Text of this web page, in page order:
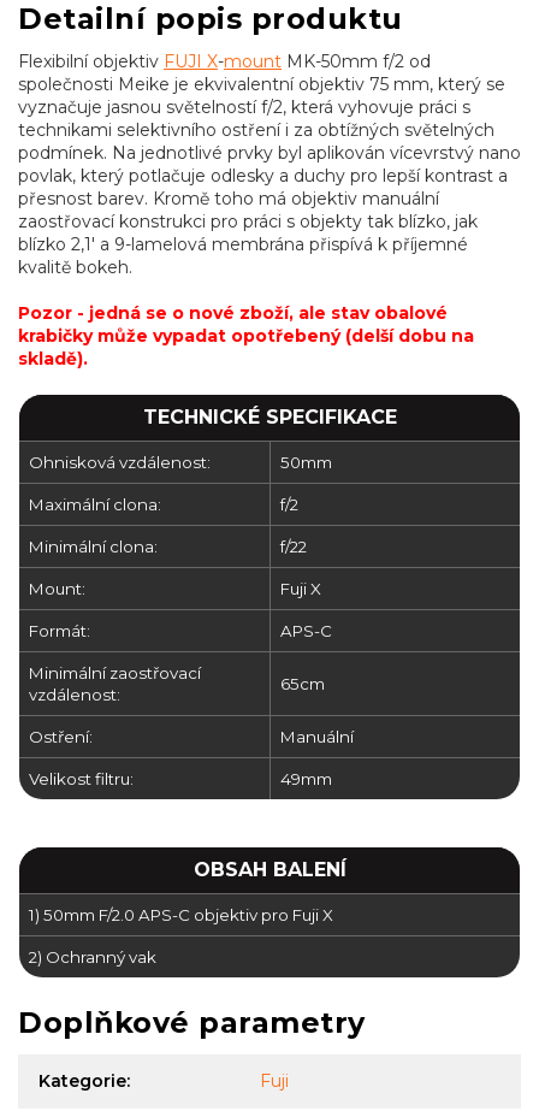
Detailní popis produktu
Flexibilní objektiv FUJI X-mount MK-50mm f/2 od
společnosti Meike je ekvivalentní objektiv 75 mm, který se
vyznačuje jasnou světelností f/2, která vyhovuje práci s
technikami selektivního ostření i za obtížných světelných
podmínek. Na jednotlivé prvky byl aplikován vícevrstvý nano
povlak, který potlačuje odlesky a duchy pro lepší kontrast a
přesnost barev. Kromě toho má objektiv manuální
zaostřovací konstrukci pro práci s objekty tak blízko, jak
blízko 2,1' a 9-lamelová membrána přispívá k příjemné
kvalitě bokeh.
Pozor - jedná se o nové zboží, ale stav obalové
krabičky může vypadat opotřebený (delší dobu na
skladě).
TECHNICKÉ SPECIFIKACE
Ohnisková vzdálenost: 50mm
Maximální clona: f/2
Minimální clona: f/22
Mount: Fuji X
Formát: APS-C
Minimální zaostřovací
vzdálenost:
65cm
Ostření: Manuální
Velikost filtru: 49mm
OBSAH BALENÍ
1) 50mm F/2.0 APS-C objektiv pro Fuji X
2) Ochranný vak
Doplňkové parametry
Kategorie: Fuji